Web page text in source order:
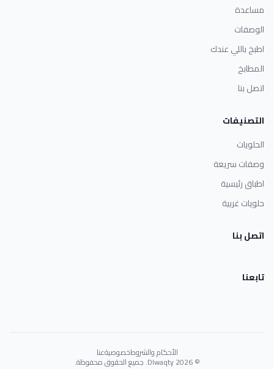
مساعدة
الوصفات
اطبخ باللي عندك
المطابخ
اتصل بنا
التصنيفات
الحلويات
وصفات سريعة
اطباق رئيسية
حلويات غربية
اتصل بنا
تابعنا
الأحكام والشروطخصوصيةعنا
© 2026 Dlwaqty. جميع الحقوق محفوظة.